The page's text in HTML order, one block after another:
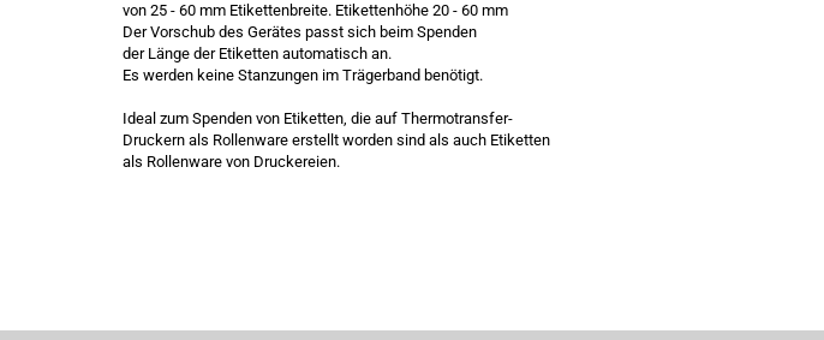
von 25 - 60 mm Etikettenbreite. Etikettenhöhe 20 - 60 mm
Der Vorschub des Gerätes passt sich beim Spenden
der Länge der Etiketten automatisch an.
Es werden keine Stanzungen im Trägerband benötigt.
Ideal zum Spenden von Etiketten, die auf Thermotransfer-
Druckern als Rollenware erstellt worden sind als auch Etiketten
als Rollenware von Druckereien.